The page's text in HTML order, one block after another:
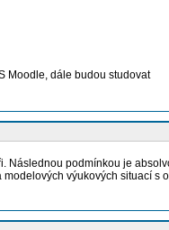
Moodle, dále budou studovat
podmínkou je
výukových situací s